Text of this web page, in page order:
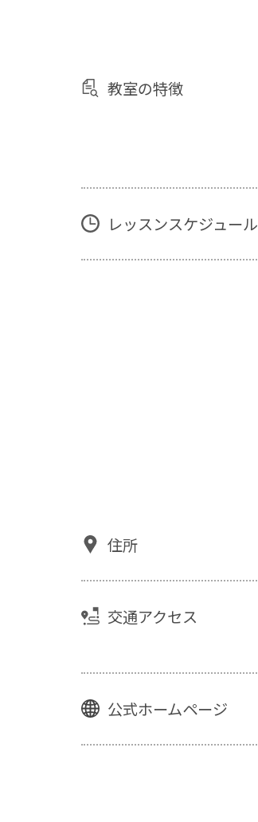
教室の特徴
レッスンスケジュール
住所
交通アクセス
公式ホームページ